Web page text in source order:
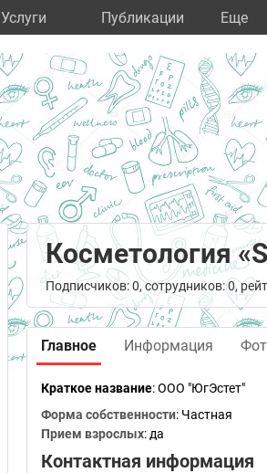
Услуги Публикации Eще
Косметология
Подписчиков: 0, сотрудников: 0,
Главное Информация
Краткое название:ООО "ЮгЭстет"
Форма собственности: Частная
Прием взрослых: да
Контактная информация